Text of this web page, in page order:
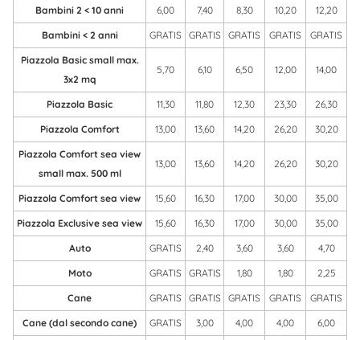
Appartamenti Stella Mare
Bambini 2 < 10 anni 6,00 7,40 8,30 10,20 12,20
Bambini < 2 anni GRATIS GRATIS GRATIS GRATIS GRATIS
Piazzola Basic small max.
3x2 mq
5,70 6,10 6,50 12,00 14,00
Piazzola Basic 11,30 11,80 12,30 23,30 26,30
Piazzola Comfort 13,00 13,60 14,20 26,20 30,20
Piazzola Comfort sea view
small max. 500 ml
13,00 13,60 14,20 26,20 30,20
Piazzola Comfort sea view 15,60 16,30 17,00 30,00 35,00
Piazzola Exclusive sea view 15,60 16,30 17,00 30,00 35,00
Auto GRATIS 2,40 3,60 3,60 4,70
Moto GRATIS GRATIS 1,80 1,80 2,25
Cane GRATIS GRATIS GRATIS GRATIS GRATIS
Cane (dal secondo cane) GRATIS 3,00 4,00 4,00 6,00